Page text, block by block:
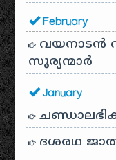
February
വയനാടൻ
സൂര്യന്മാർ
January
ദശരഥ